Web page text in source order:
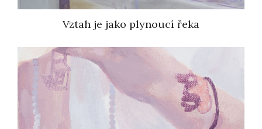
Vztah je jako plynoucí řeka